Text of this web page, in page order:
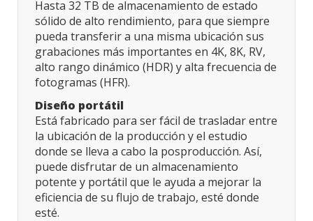
Hasta 32 TB de almacenamiento de estado
sólido de alto rendimiento, para que siempre
pueda transferir a una misma ubicación sus
grabaciones más importantes en 4K, 8K, RV,
alto rango dinámico (HDR) y alta frecuencia de
fotogramas (HFR).
Diseño portátil
Está fabricado para ser fácil de trasladar entre
la ubicación de la producción y el estudio
donde se lleva a cabo la posproducción. Así,
puede disfrutar de un almacenamiento
potente y portátil que le ayuda a mejorar la
eficiencia de su flujo de trabajo, esté donde
esté.